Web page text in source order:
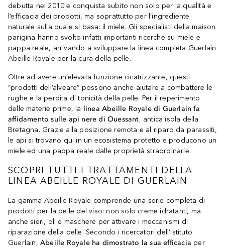
debutta nel 2010 e conquista subito non solo per la qualità e
l’efficacia dei prodotti, ma soprattutto per l’ingrediente
naturale sulla quale si basa: il miele. Gli specialisti della maison
parigina hanno svolto infatti importanti ricerche su miele e
pappa reale, arrivando a sviluppare la linea completa Guerlain
Abeille Royale per la cura della pelle.
Oltre ad avere un’elevata funzione cicatrizzante, questi
“prodotti dell’alveare” possono anche aiutare a combattere le
rughe e la perdita di tonicità della pelle. Per il reperimento
delle materie prime, la linea Abeille Royale di Guerlain fa
affidamento sulle api nere di Ouessant, antica isola della
Bretagna. Grazie alla posizione remota e al riparo da parassiti,
le api si trovano qui in un ecosistema protetto e producono un
miele ed una pappa reale dalle proprietà straordinarie.
SCOPRI TUTTI I TRATTAMENTI DELLA
LINEA ABEILLE ROYALE DI GUERLAIN
La gamma Abeille Royale comprende una serie completa di
prodotti per la pelle del viso: non solo creme idratanti, ma
anche sieri, oli e maschere per attivare i meccanismi di
riparazione della pelle. Secondo i ricercatori dell’Istituto
Guerlain, Abeille Royale ha dimostrato la sua efficacia per